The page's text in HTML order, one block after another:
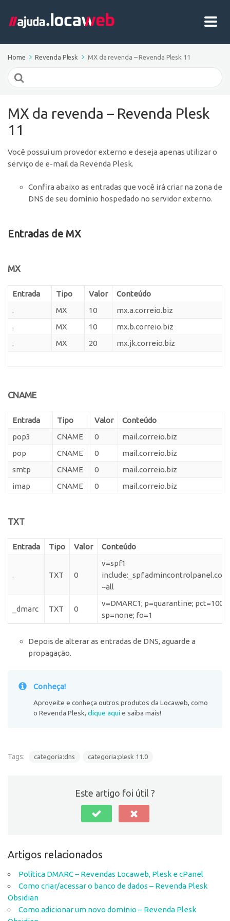
Home Revenda Plesk MX da revenda – Revenda Plesk 11
Search
For
MX da revenda – Revenda Plesk
11
Você possui um provedor externo e deseja apenas utilizar o
serviço de e-mail da Revenda Plesk.
Confira abaixo as entradas que você irá criar na zona de
DNS de seu domínio hospedado no servidor externo.
Entradas de MX
MX
Entrada Tipo Valor
Conteúdo
.
MX 10
mx.a.correio.biz
.
MX 10
mx.b.correio.biz
.
MX 20 mx.jk.correio.biz
CNAME
Entrada Tipo Valor
Conteúdo
pop3
CNAME 0
mail.correio.biz
pop
CNAME 0
mail.correio.biz
smtp
CNAME 0
mail.correio.biz
imap
CNAME 0
mail.correio.biz
TXT
Entrada Tipo Valor Conteúdo
. TXT 0
v=spf1
include:_spf.admincontrolpanel.com
~all
_dmarc TXT 0
v=DMARC1; p=quarantine; pct=100;
sp=none; fo=1
Depois de alterar as entradas de DNS, aguarde a
propagação.
Conheça!
Aproveite e conheça outros produtos da Locaweb, como
o Revenda Plesk, clique aqui e saiba mais!
Tags: categoria:dns categoria:plesk 11.0
Este artigo foi útil ?
Artigos relacionados
Política DMARC – Revendas Locaweb, Plesk e cPanel
Como criar/acessar o banco de dados – Revenda Plesk
Obsidian
Como adicionar um novo domínio – Revenda Plesk